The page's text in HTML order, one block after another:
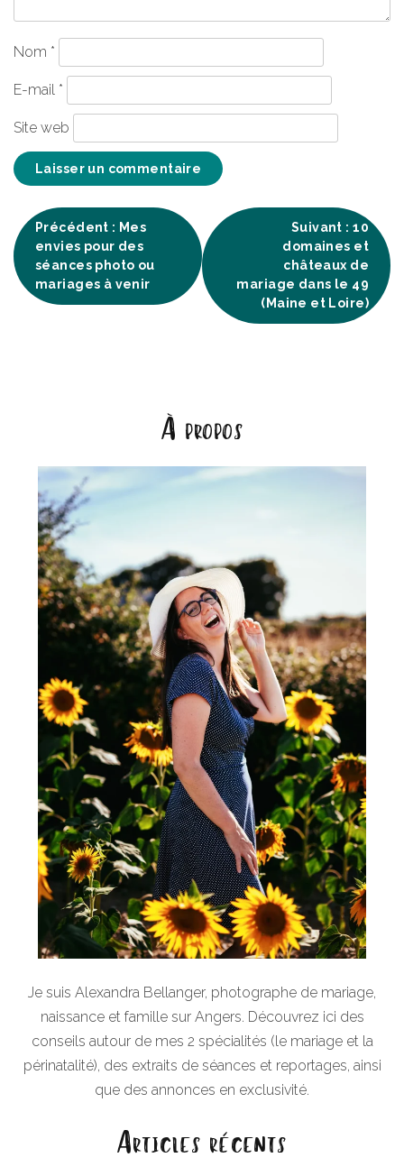
Nom *
E-mail *
Site web
Navigation
de
Précédent : Mes
envies pour des
séances photo ou
mariages à venir
Suivant : 10
domaines et
châteaux de
mariage dans le 49
(Maine et Loire)
À propos
Je suis Alexandra Bellanger, photographe de mariage,
naissance et famille sur Angers. Découvrez ici des
conseils autour de mes 2 spécialités (le mariage et la
périnatalité), des extraits de séances et reportages, ainsi
que des annonces en exclusivité.
Articles récents